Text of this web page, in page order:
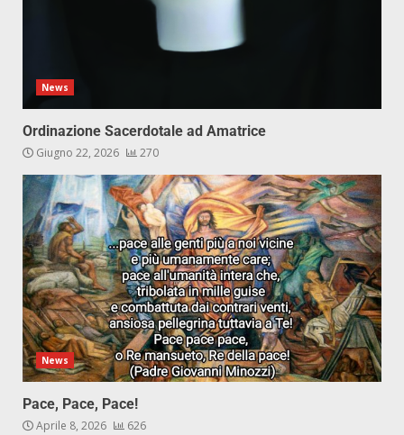
News
Ordinazione Sacerdotale ad Amatrice
Giugno 22, 2026 270
News
Pace, Pace, Pace!
Aprile 8, 2026 626